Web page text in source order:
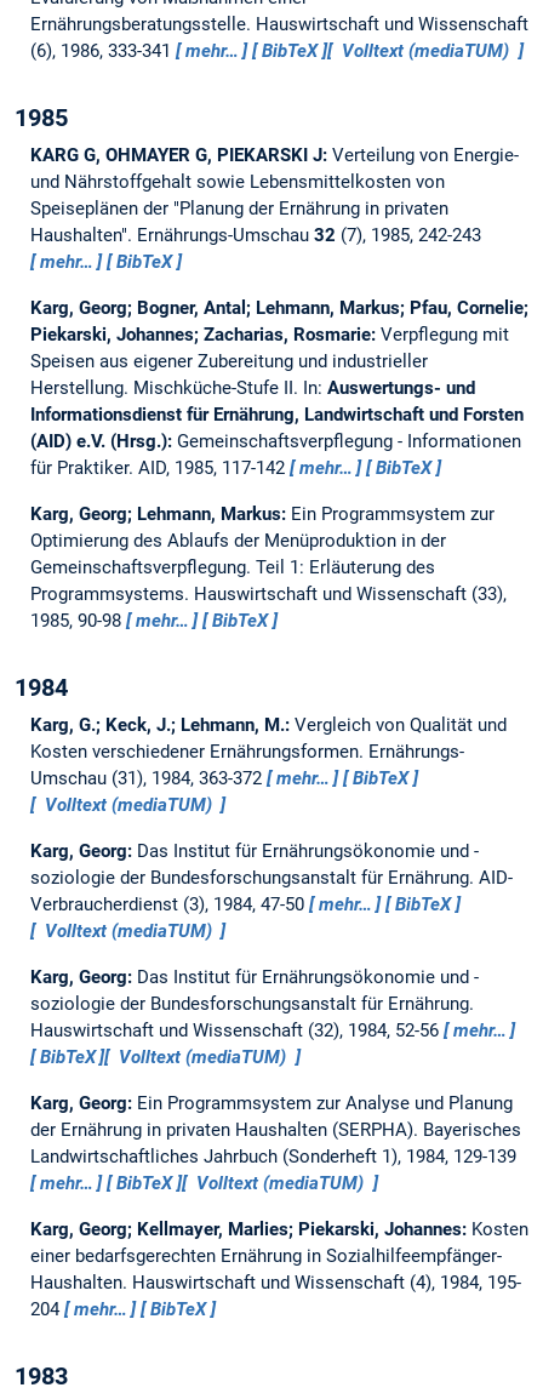
Ernährungsberatungsstelle. Hauswirtschaft und Wissenschaft
(6), 1986, 333-341
mehr… BibTeX Volltext (mediaTUM)
1985
KARG G, OHMAYER G, PIEKARSKI J: Verteilung von Energie-
und Nährstoffgehalt sowie Lebensmittelkosten von
Speiseplänen der "Planung der Ernährung in privaten
Haushalten". Ernährungs-Umschau 32 (7), 1985, 242-243
mehr…
BibTeX
Karg, Georg; Bogner, Antal; Lehmann, Markus; Pfau, Cornelie;
Piekarski, Johannes; Zacharias, Rosmarie: Verpflegung mit
Speisen aus eigener Zubereitung und industrieller
Herstellung. Mischküche-Stufe II. In: Auswertungs- und
Informationsdienst für Ernährung, Landwirtschaft und Forsten
(AID) e.V. (Hrsg.): Gemeinschaftsverpflegung - Informationen
für Praktiker. AID, 1985, 117-142
mehr… BibTeX
Karg, Georg; Lehmann, Markus: Ein Programmsystem zur
Optimierung des Ablaufs der Menüproduktion in der
Gemeinschaftsverpflegung. Teil 1: Erläuterung des
Programmsystems. Hauswirtschaft und Wissenschaft (33),
1985, 90-98
mehr… BibTeX
1984
Karg, G.; Keck, J.; Lehmann, M.: Vergleich von Qualität und
Kosten verschiedener Ernährungsformen. Ernährungs-
Umschau (31), 1984, 363-372
mehr…
BibTeX
Volltext (mediaTUM)
Karg, Georg: Das Institut für Ernährungsökonomie und -
soziologie der Bundesforschungsanstalt für Ernährung. AID-
Verbraucherdienst (3), 1984, 47-50
mehr…
BibTeX
Volltext (mediaTUM)
Karg, Georg: Das Institut für Ernährungsökonomie und -
soziologie der Bundesforschungsanstalt für Ernährung.
Hauswirtschaft und Wissenschaft (32), 1984, 52-56
mehr…
BibTeX
Volltext (mediaTUM)
Karg, Georg: Ein Programmsystem zur Analyse und Planung
der Ernährung in privaten Haushalten (SERPHA). Bayerisches
Landwirtschaftliches Jahrbuch (Sonderheft 1), 1984, 129-139
mehr…
BibTeX Volltext (mediaTUM)
Karg, Georg; Kellmayer, Marlies; Piekarski, Johannes: Kosten
einer bedarfsgerechten Ernährung in Sozialhilfeempfänger-
Haushalten. Hauswirtschaft und Wissenschaft (4), 1984, 195-
204
mehr… BibTeX
1983